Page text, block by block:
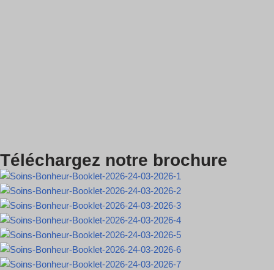
Téléchargez notre brochure